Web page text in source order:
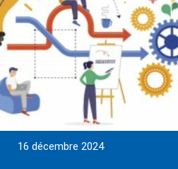
16 décembre 2024